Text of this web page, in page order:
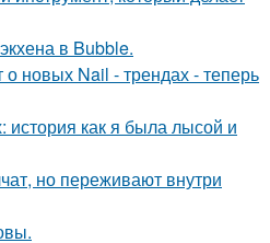
в Bubble.
новых Nail - трендах - теперь
история как я была лысой и
но переживают внутри